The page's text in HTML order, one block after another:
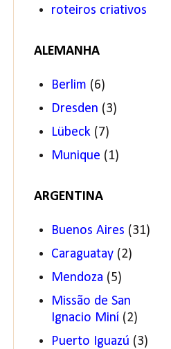
roteiros criativos
ALEMANHA
Berlim (6)
Dresden (3)
Lübeck (7)
Munique (1)
ARGENTINA
Buenos Aires (31)
Caraguatay (2)
Mendoza (5)
Missão de San
Ignacio Miní (2)
Puerto Iguazú (3)